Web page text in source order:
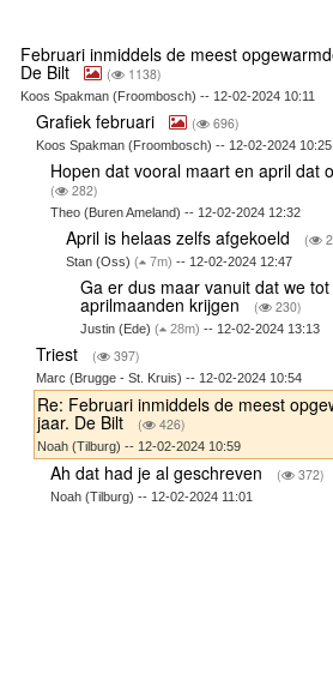
Februari inmiddels de meest
De Bilt ( 1138)
Koos Spakman (Froombosch) -- 12-02-2024 10:11
Grafiek februari ( 696)
Koos Spakman (Froombosch) -- 12-02-2024 10:25
Hopen dat vooral maart en april dat
( 282)
Theo (Buren Ameland) -- 12-02-2024 12:32
April is helaas zelfs afgekoeld (
Stan (Oss) ( 7m) -- 12-02-2024 12:47
Ga er dus maar vanuit dat we
aprilmaanden krijgen ( 230)
Justin (Ede)( 28m) -- 12-02-2024 13:13
Triest ( 397)
Marc (Brugge - St. Kruis) -- 12-02-2024 10:54
Re: Februari inmiddels de meest
jaar. De Bilt ( 426)
Noah (Tilburg) -- 12-02-2024 10:59
Ah dat had je al geschreven ( 372)
Noah (Tilburg) -- 12-02-2024 11:01